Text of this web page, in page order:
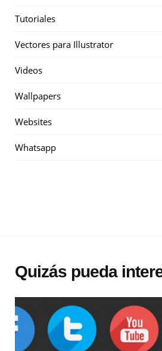
Tutoriales
Vectores para Illustrator
Videos
Wallpapers
Websites
Whatsapp
Quizás pueda